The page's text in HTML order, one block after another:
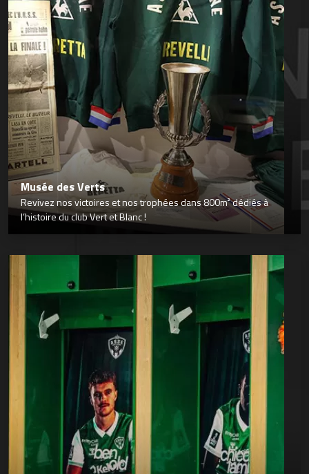
Musée des Verts
Revivez nos victoires et nos trophées dans 800m² dédiés à
l’histoire du club Vert et Blanc !